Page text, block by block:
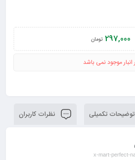
297,000 تومان
انبار موجود نمی باشد
توضیحات تکمیلی نظرات کاربران
x-mart-perfect-